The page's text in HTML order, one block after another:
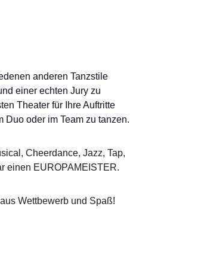
anderen Tanzstile
einer echten Jury zu
Theater für Ihre Auftritte
oder im Team zu tanzen.
Cheerdance, Jazz, Tap,
einen EUROPAMEISTER.
Wettbewerb und Spaß!